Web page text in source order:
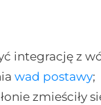
integrację z
wad postawy;
zmieściły